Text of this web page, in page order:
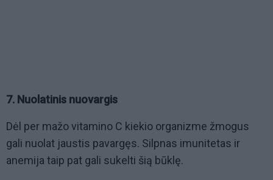
7. Nuolatinis nuovargis
Dėl per mažo vitamino C kiekio organizme žmogus
gali nuolat jaustis pavargęs. Silpnas imunitetas ir
anemija taip pat gali sukelti šią būklę.